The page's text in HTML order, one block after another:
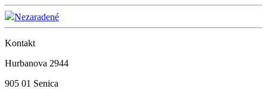
Nezaradené
Kontakt
Hurbanova 2944
905 01 Senica